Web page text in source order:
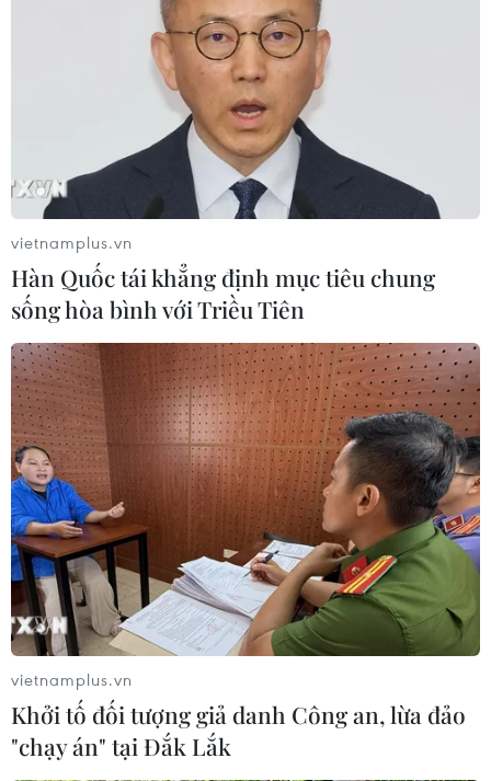
vietnamplus.vn
Hàn Quốc tái khẳng định mục tiêu chung
sống hòa bình với Triều Tiên
vietnamplus.vn
Khởi tố đối tượng giả danh Công an, lừa đảo
"chạy án" tại Đắk Lắk